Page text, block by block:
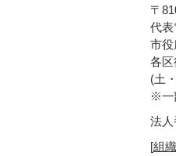
〒
代表
市役
各区
(土
※一
法人
[組